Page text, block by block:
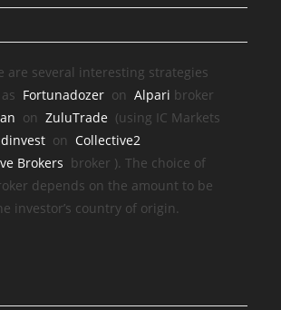
are several interesting strategies
Fortunadozer onAlpari broker
onZuluTrade (using IC Markets
onCollective2
Brokers broker ). The choice of
depends on the amount to be
investor’s country of origin.